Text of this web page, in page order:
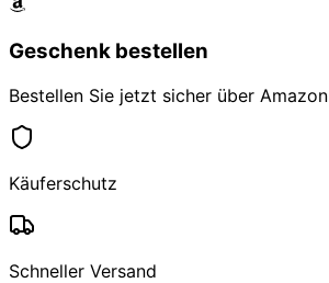
Geschenk bestellen
Bestellen Sie jetzt sicher über Amazon
Käuferschutz
Schneller Versand